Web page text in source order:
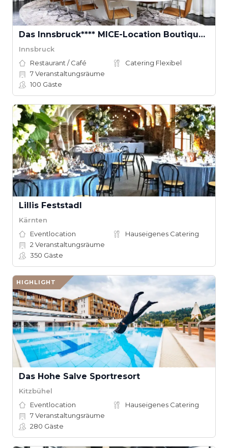
Das Innsbruck**** MICE-Location Boutique Convention
Innsbruck
Restaurant / Café
Catering Flexibel
7Veranstaltungsräume
100 Gäste
Lillis Feststadl
Kärnten
Eventlocation
Hauseigenes Catering
2 Veranstaltungsräume
350 Gäste
HIGHLIGHT
Das Hohe Salve Sportresort
Kitzbühel
Eventlocation
Hauseigenes Catering
7Veranstaltungsräume
280 Gäste